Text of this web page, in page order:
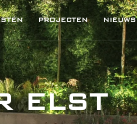
PROJECTEN NIEUWS
ELST